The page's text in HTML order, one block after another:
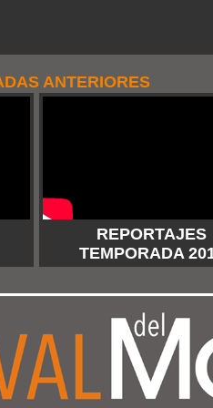
ANTERIORES
REPORTAJES
TEMPORADA